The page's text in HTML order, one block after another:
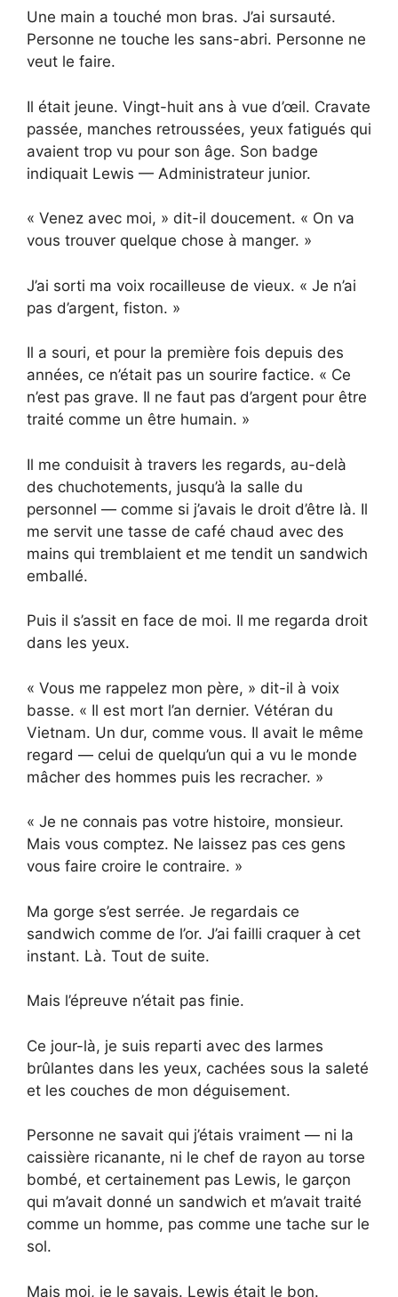
Une main a touché mon bras. J’ai sursauté.
Personne ne touche les sans-abri. Personne ne
veut le faire.
Il était jeune. Vingt-huit ans à vue d’œil. Cravate
passée, manches retroussées, yeux fatigués qui
avaient trop vu pour son âge. Son badge
indiquait Lewis — Administrateur junior.
« Venez avec moi, » dit-il doucement. « On va
vous trouver quelque chose à manger. »
J’ai sorti ma voix rocailleuse de vieux. « Je n’ai
pas d’argent, fiston. »
Il a souri, et pour la première fois depuis des
années, ce n’était pas un sourire factice. « Ce
n’est pas grave. Il ne faut pas d’argent pour être
traité comme un être humain. »
Il me conduisit à travers les regards, au-delà
des chuchotements, jusqu’à la salle du
personnel — comme si j’avais le droit d’être là. Il
me servit une tasse de café chaud avec des
mains qui tremblaient et me tendit un sandwich
emballé.
Puis il s’assit en face de moi. Il me regarda droit
dans les yeux.
« Vous me rappelez mon père, » dit-il à voix
basse. « Il est mort l’an dernier. Vétéran du
Vietnam. Un dur, comme vous. Il avait le même
regard — celui de quelqu’un qui a vu le monde
mâcher des hommes puis les recracher. »
« Je ne connais pas votre histoire, monsieur.
Mais vous comptez. Ne laissez pas ces gens
vous faire croire le contraire. »
Ma gorge s’est serrée. Je regardais ce
sandwich comme de l’or. J’ai failli craquer à cet
instant. Là. Tout de suite.
Mais l’épreuve n’était pas finie.
Ce jour-là, je suis reparti avec des larmes
brûlantes dans les yeux, cachées sous la saleté
et les couches de mon déguisement.
Personne ne savait qui j’étais vraiment — ni la
caissière ricanante, ni le chef de rayon au torse
bombé, et certainement pas Lewis, le garçon
qui m’avait donné un sandwich et m’avait traité
comme un homme, pas comme une tache sur le
sol.
Mais moi, je le savais. Lewis était le bon.